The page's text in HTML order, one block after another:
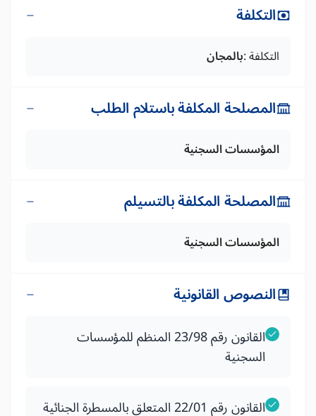
التكلفة
التكلفة :بالمجان
المصلحة المكلفة باستلام الطلب
المؤسسات السجنية
المصلحة المكلفة بالتسيلم
المؤسسات السجنية
النصوص القانونية
القانون رقم 23/98 المنظم للمؤسسات
السجنية
القانون رقم 22/01 المتعلق بالمسطرة الجنائية